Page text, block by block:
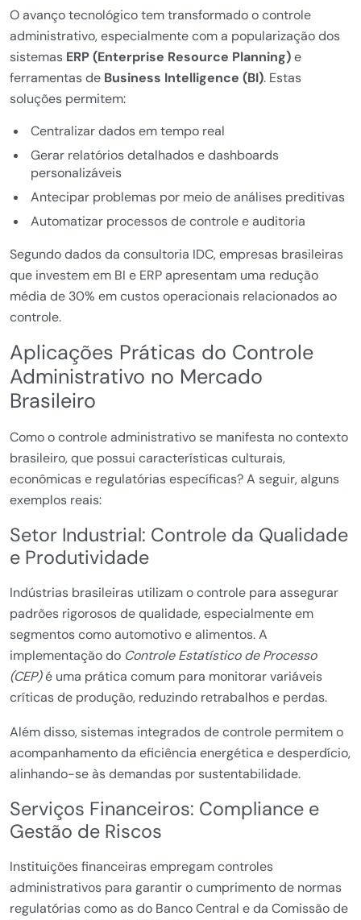
O avanço tecnológico tem transformado o controle
administrativo, especialmente com a popularização dos
sistemas ERP (Enterprise Resource Planning)e
ferramentas de Business Intelligence (BI). Estas
soluções permitem:
Centralizar dados em tempo real
Gerar relatórios detalhados e dashboards
personalizáveis
Antecipar problemas por meio de análises preditivas
Automatizar processos de controle e auditoria
Segundo dados da consultoria IDC, empresas brasileiras
que investem em BI e ERP apresentam uma redução
média de 30% em custos operacionais relacionados ao
controle.
Aplicações Práticas do Controle
Administrativo no Mercado
Brasileiro
Como o controle administrativo se manifesta no contexto
brasileiro, que possui características culturais,
econômicas e regulatórias específicas? A seguir, alguns
exemplos reais:
Setor Industrial: Controle da Qualidade
e Produtividade
Indústrias brasileiras utilizam o controle para assegurar
padrões rigorosos de qualidade, especialmente em
segmentos como automotivo e alimentos. A
implementação do Controle Estatístico de Processo
(CEP)é uma prática comum para monitorar variáveis
críticas de produção, reduzindo retrabalhos e perdas.
Além disso, sistemas integrados de controle permitem o
acompanhamento da eficiência energética e desperdício,
alinhando-se às demandas por sustentabilidade.
Serviços Financeiros: Compliance e
Gestão de Riscos
Instituições financeiras empregam controles
administrativos para garantir o cumprimento de normas
regulatórias como as do Banco Central e da Comissão de